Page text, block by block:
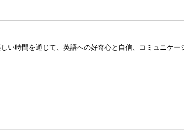
い時間を通じて、英語への好奇心と自信、コミュニケー